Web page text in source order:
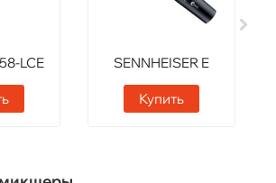
LCE
SENNHEISER E
Купить